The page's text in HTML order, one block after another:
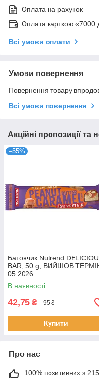
Оплата на рахунок
Оплата карткою «7000
Всі умови оплати
Умови повернення
Повернення товару
Всі умови повернення
Акційні пропозиції та
–55%
Батончик Nutrend
BAR, 50 g, ВИЙШОВ
05.2026
В наявності
42,75 ₴ 95 ₴
Купити
Про нас
100% позитивних з 215